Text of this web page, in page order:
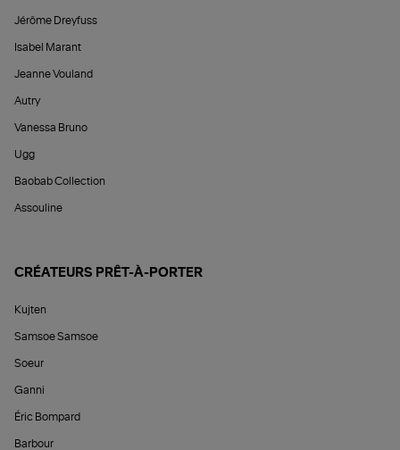
Jérôme Dreyfuss
Isabel Marant
Jeanne Vouland
Autry
Vanessa Bruno
Ugg
Baobab Collection
Assouline
CRÉATEURS PRÊT-À-PORTER
Kujten
Samsoe Samsoe
Soeur
Ganni
Éric Bompard
Barbour